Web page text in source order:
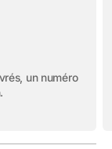
un numéro